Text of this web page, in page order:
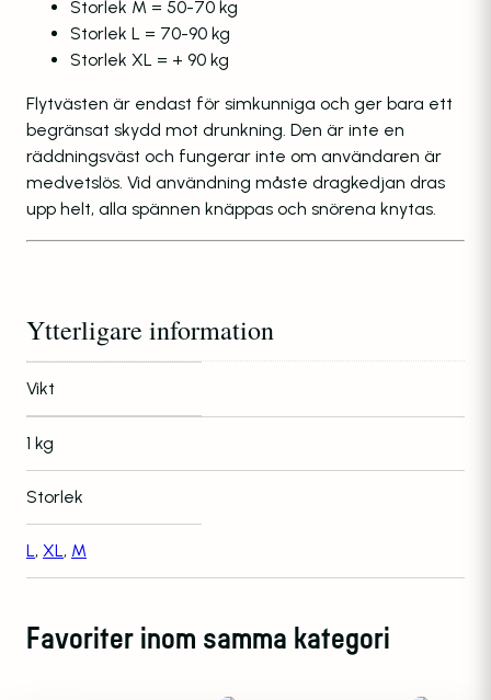
Storlek M = 50-70 kg
Storlek L = 70-90 kg
Storlek XL = + 90 kg
Flytvästen är endast för simkunniga och ger bara ett
begränsat skydd mot drunkning. Den är inte en
räddningsväst och fungerar inte om användaren är
medvetslös. Vid användning måste dragkedjan dras
upp helt, alla spännen knäppas och snörena knytas.
Ytterligare information
Vikt
1 kg
Storlek
L, XL, M
Favoriter inom samma kategori